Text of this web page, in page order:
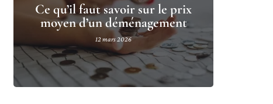
Ce qu’il faut savoir sur le prix
moyen d’un déménagement
12 mars 2026